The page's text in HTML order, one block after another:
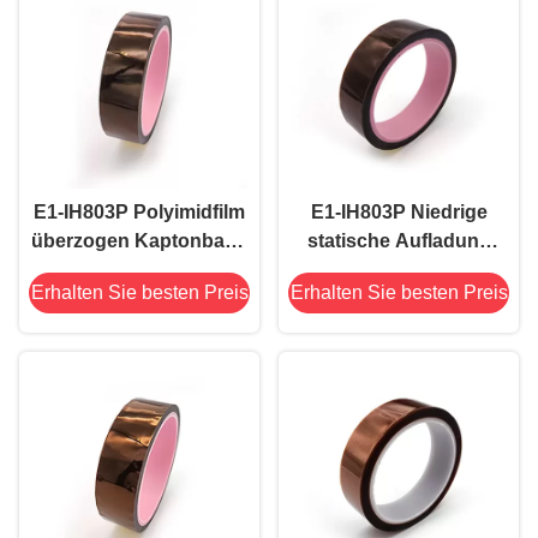
E1-IH803P Polyimidfilm
überzogen Kaptonband
Hitzebeständigkeit
Silikonklebstoff
Erhalten Sie besten Preis
E1-IH803P Niedrige
statische Aufladung
2mil Silikon-Polyimid-
hitzebeständiges
Erhalten Sie besten Preis